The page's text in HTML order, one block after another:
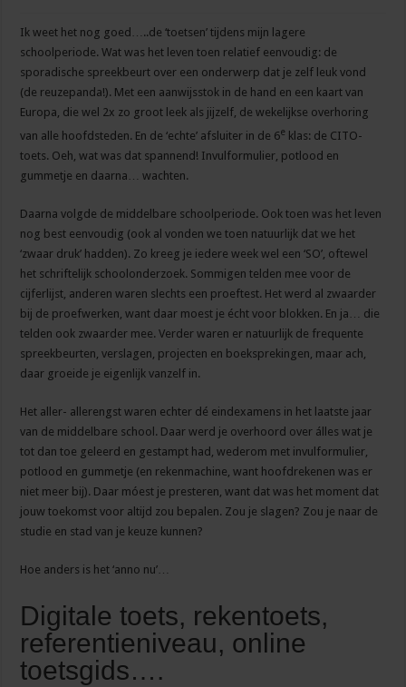
Ik weet het nog goed…..de ‘toetsen’ tijdens mijn lagere
schoolperiode. Wat was het leven toen relatief eenvoudig: de
sporadische spreekbeurt over een onderwerp dat je zelf leuk vond
(de reuzepanda!). Met een aanwijsstok in de hand en een kaart van
Europa, die wel 2x zo groot leek als jijzelf, de wekelijkse overhoring
van alle hoofdsteden. En de ‘echte’ afsluiter in de 6e klas: de CITO-
toets. Oeh, wat was dat spannend! Invulformulier, potlood en
gummetje en daarna… wachten.
Daarna volgde de middelbare schoolperiode. Ook toen was het leven
nog best eenvoudig (ook al vonden we toen natuurlijk dat we het
‘zwaar druk’ hadden). Zo kreeg je iedere week wel een ‘SO’, oftewel
het schriftelijk schoolonderzoek. Sommigen telden mee voor de
cijferlijst, anderen waren slechts een proeftest. Het werd al zwaarder
bij de proefwerken, want daar moest je écht voor blokken. En ja… die
telden ook zwaarder mee. Verder waren er natuurlijk de frequente
spreekbeurten, verslagen, projecten en boeksprekingen, maar ach,
daar groeide je eigenlijk vanzelf in.
Het aller- allerengst waren echter dé eindexamens in het laatste jaar
van de middelbare school. Daar werd je overhoord over álles wat je
tot dan toe geleerd en gestampt had, wederom met invulformulier,
potlood en gummetje (en rekenmachine, want hoofdrekenen was er
niet meer bij). Daar móest je presteren, want dat was het moment dat
jouw toekomst voor altijd zou bepalen. Zou je slagen? Zou je naar de
studie en stad van je keuze kunnen?
Hoe anders is het ‘anno nu’…
Digitale toets, rekentoets,
referentieniveau, online
toetsgids….